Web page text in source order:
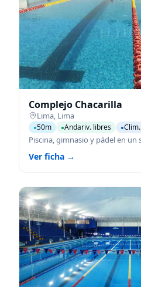
Complejo Chacarilla
Lima, Lima
●50m ●Andariv. libres ●Clim.
Ver ficha →